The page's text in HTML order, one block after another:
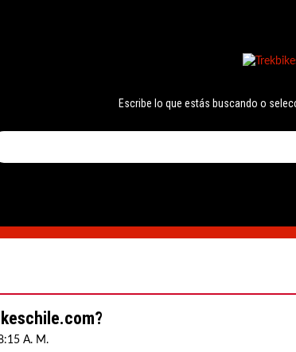
Escribe lo que estás buscando o
A. M.